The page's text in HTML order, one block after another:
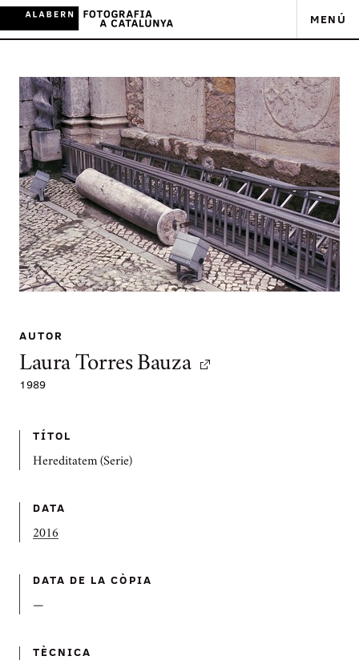
MENÚ
AUTOR
Laura Torres Bauza
1989
TÍTOL
Hereditatem (Serie)
DATA
2016
DATA DE LA CÒPIA
—
TÈCNICA